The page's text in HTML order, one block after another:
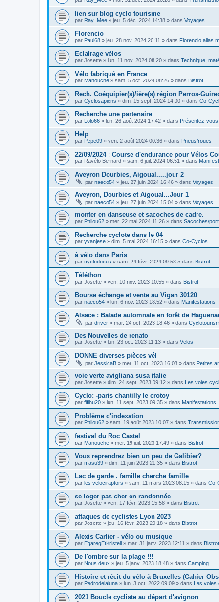
lien sur blog cyclo tourisme
par Ray_Mee » jeu. 5 déc. 2024 14:38 » dans Voyages
Florencio
par Paul68 » jeu. 28 nov. 2024 20:11 » dans Florencio alias
Eclairage vélos
par Josette » lun. 11 nov. 2024 08:20 » dans Technique,
Vélo fabriqué en France
par Manouche » sam. 5 oct. 2024 08:26 » dans Bistrot
Rech. Coéquipier(s)/ière(s) région Perros-
par Cyclosapiens » dim. 15 sept. 2024 14:00 » dans Co-
Recherche une partenaire
par Lolo66 » lun. 26 août 2024 17:42 » dans Présentez-vous
Help
par Pepe09 » ven. 2 août 2024 00:36 » dans Pneus/roues
22/09/2024 : Course d'endurance pour Vélos
par Ravélo Bernard » sam. 6 juil. 2024 06:51 » dans
Aveyron Dourbies, Aigoual.....jour 2
par naeco54 » jeu. 27 juin 2024 16:46 » dans Voyages
Aveyron, Dourbies et Aigoual...Jour 1
par naeco54 » jeu. 27 juin 2024 15:04 » dans Voyages
monter en danseuse et sacoches de cadre.
par Philou62 » mer. 22 mai 2024 11:26 » dans Sacoches/
Recherche cyclote dans le 04
par yvanjese » dim. 5 mai 2024 16:15 » dans Co-Cyclos
à vélo dans Paris
par cyclodocus » sam. 24 févr. 2024 09:53 » dans Bistrot
Téléthon
par Josette » ven. 10 nov. 2023 10:55 » dans Bistrot
Bourse échange et vente au Vigan 30120
par naeco54 » lun. 6 nov. 2023 18:52 » dans Manifestations
Alsace : Balade automnale en forêt de
par driver » mar. 24 oct. 2023 18:46 » dans
Des Nouvelles de renato
par Josette » lun. 23 oct. 2023 11:13 » dans Vélos
DONNE diverses pièces vél
par JessicaB » mer. 11 oct. 2023 16:08 » dans Petites
voie verte avigliana susa italie
par Josette » dim. 24 sept. 2023 09:12 » dans Les voies
Cyclo: -paris chantilly le crotoy
par fifihu20 » lun. 11 sept. 2023 09:35 » dans Manifestations
Problème d'indexation
par Philou62 » sam. 19 août 2023 10:07 » dans
festival du Roc Castel
par Manouche » mer. 19 juil. 2023 17:49 » dans Bistrot
Vous reprendrez bien un peu de Galibier?
par masu39 » dim. 11 juin 2023 21:35 » dans Bistrot
Lac de garde . famille cherche famille
par les velociraptors » sam. 11 mars 2023 08:15 » dans Co-
se loger pas cher en randonnée
par Josette » ven. 17 févr. 2023 15:58 » dans Bistrot
attaques de cyclistes Lyon 2023
par Josette » jeu. 16 févr. 2023 20:18 » dans Bistrot
Alexis Carlier - vélo ou musique
par EgaregEtKristell » mar. 31 janv. 2023 12:11 » dans Bistrot
De l'ombre sur la plage !!!
par Nous deux » jeu. 5 janv. 2023 18:48 » dans Camping
Histoire et récit du vélo à Bruxelles (Cahier
par Pedrodelaluna » lun. 3 oct. 2022 09:09 » dans Les voies
2021 Boucle cycliste au départ d'avignon